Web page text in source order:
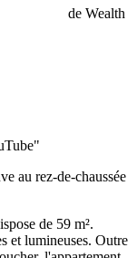
de Wealth
au rez-de-chaussée
de 59 m².
et lumineuses. Outre